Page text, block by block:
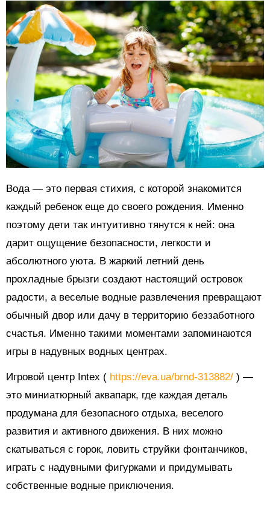
Вода — это первая стихия, с которой знакомится
каждый ребенок еще до своего рождения. Именно
поэтому дети так интуитивно тянутся к ней: она
дарит ощущение безопасности, легкости и
абсолютного уюта. В жаркий летний день
прохладные брызги создают настоящий островок
радости, а веселые водные развлечения превращают
обычный двор или дачу в территорию беззаботного
счастья. Именно такими моментами запоминаются
игры в надувных водных центрах.
Игровой центр Intex ( https://eva.ua/brnd-313882/ ) —
это миниатюрный аквапарк, где каждая деталь
продумана для безопасного отдыха, веселого
развития и активного движения. В них можно
скатываться с горок, ловить струйки фонтанчиков,
играть с надувными фигурками и придумывать
собственные водные приключения.